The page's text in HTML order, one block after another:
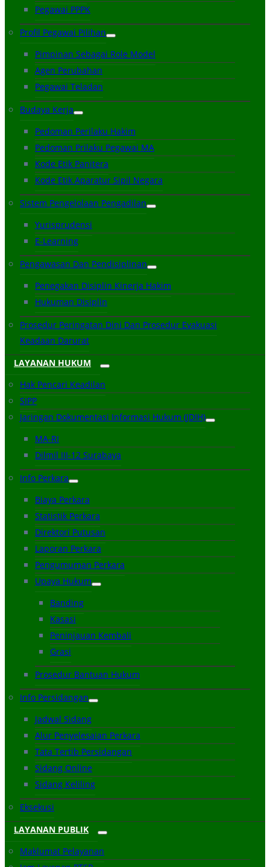
Pegawai PPPK
Profil Pegawai Pilihan
Pimpinan Sebagai Role Model
Agen Perubahan
Pegawai Teladan
Budaya Kerja
Pedoman Perilaku Hakim
Pedoman Prilaku Pegawai MA
Kode Etik Panitera
Kode Etik Aparatur Sipil Negara
Sistem Pengelolaan Pengadilan
Yurisprudensi
E-Learning
Pengawasan Dan Pendisiplinan
Penegakan Disiplin Kinerja Hakim
Hukuman Disiplin
Prosedur Peringatan Dini Dan Prosedur Evakuasi
Keadaan Darurat
LAYANAN HUKUM
Hak Pencari Keadilan
SIPP
Jaringan Dokumentasi Informasi Hukum (JDIH)
MA-RI
Dilmil III-12 Surabaya
Info Perkara
Biaya Perkara
Statistik Perkara
Direktori Putusan
Laporan Perkara
Pengumuman Perkara
Upaya Hukum
Banding
Kasasi
Peninjauan Kembali
Grasi
Prosedur Bantuan Hukum
Info Persidangan
Jadwal Sidang
Alur Penyelesaian Perkara
Tata Tertib Persidangan
Sidang Online
Sidang Keliling
Eksekusi
LAYANAN PUBLIK
Maklumat Pelayanan